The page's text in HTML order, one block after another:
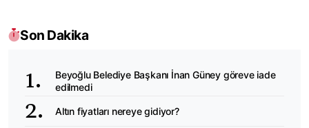
Son Dakika
Beyoğlu Belediye Başkanı İnan Güney göreve iade
edilmedi
Altın fiyatları nereye gidiyor?